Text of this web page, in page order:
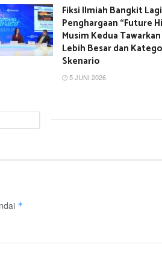
Fiksi Ilmiah Bangkit
Penghargaan “Future
Musim Kedua
Lebih Besar dan
Skenario
5 JUNI 2026
*